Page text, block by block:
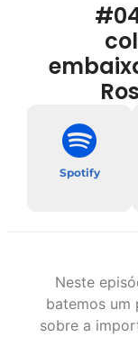
Spotify
Neste
batemos um
sobre a